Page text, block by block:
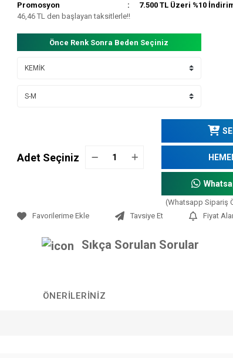
Promosyon
7.500 TL Üzeri %10
46,46 TL den başlayan taksitlerle!!
Önce Renk Sonra Beden Seçiniz
Adet Seçiniz
(Whatsapp Sipariş
Tavsiye Et
Fiyat
Sıkça Sorulan Sorular
ÖNERILERINIZ